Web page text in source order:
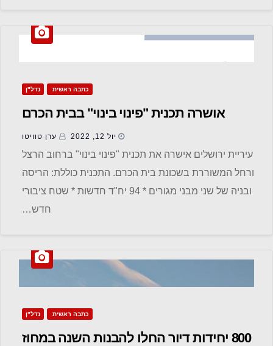
כתבה ראשית נדל"ן
אושרה תכנית "פינוי בינוי" בבית הכרם
יול 12, 2022 ערן טוויטו
עיריית ירושלים אישרה את תכנית "פינוי בינוי" ברחוב הרצל
ורחל המשוררת בשכונת בית הכרם. התכנית כוללת: הריסה
ובניה של שני מבני מגורים * 94 יח"ד חדשות * שטח ציבורי
חדש…
כתבה ראשית נדל"ן
800 יחידות דיור החלו להבנות השנה במחוז